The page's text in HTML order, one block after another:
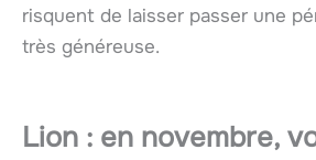
risquent de laisser passer une
très généreuse.
Lion : en novembre,